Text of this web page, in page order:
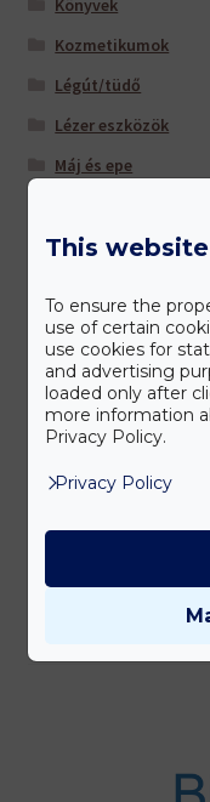
Könyvek
Kozmetikumok
Légút/tüdő
Lézer eszközök
Máj és epe
Nőknek
Szem/látás
Szív és érrendszer
Táplálkozás-
Tisztítás és
Úti patika
Várandósoknak
This
To ensure the
use of certain
use cookies for
and advertising
loaded only after
more information
Privacy Policy.
Privacy Policy